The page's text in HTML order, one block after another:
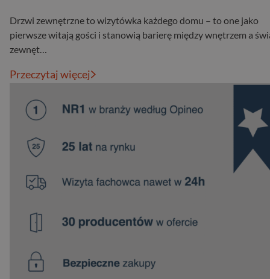
Drzwi zewnętrzne to wizytówka każdego domu – to one jako
pierwsze witają gości i stanowią barierę między wnętrzem a
zewnęt…
Przeczytaj więcej